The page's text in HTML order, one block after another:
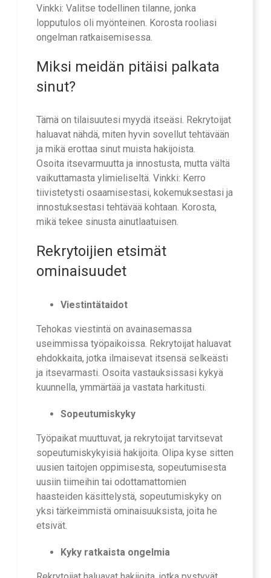
Vinkki: Valitse todellinen tilanne, jonka
lopputulos oli myönteinen. Korosta rooliasi
ongelman ratkaisemisessa.
Miksi meidän pitäisi palkata
sinut?
Tämä on tilaisuutesi myydä itseäsi. Rekrytoijat
haluavat nähdä, miten hyvin sovellut tehtävään
ja mikä erottaa sinut muista hakijoista.
Osoita itsevarmuutta ja innostusta, mutta vältä
vaikuttamasta ylimieliseltä. Vinkki: Kerro
tiivistetysti osaamisestasi, kokemuksestasi ja
innostuksestasi tehtävää kohtaan. Korosta,
mikä tekee sinusta ainutlaatuisen.
Rekrytoijien etsimät
ominaisuudet
Viestintätaidot
Tehokas viestintä on avainasemassa
useimmissa työpaikoissa. Rekrytoijat haluavat
ehdokkaita, jotka ilmaisevat itsensä selkeästi
ja itsevarmasti. Osoita vastauksissasi kykyä
kuunnella, ymmärtää ja vastata harkitusti.
Sopeutumiskyky
Työpaikat muuttuvat, ja rekrytoijat tarvitsevat
sopeutumiskykyisiä hakijoita. Olipa kyse sitten
uusien taitojen oppimisesta, sopeutumisesta
uusiin tiimeihin tai odottamattomien
haasteiden käsittelystä, sopeutumiskyky on
yksi tärkeimmistä ominaisuuksista, joita he
etsivät.
Kyky ratkaista ongelmia